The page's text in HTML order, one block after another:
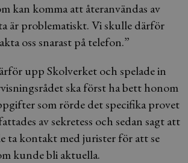
kan komma att återanvändas av
är problematiskt. Vi skulle därför
oss snarast på telefon.”
upp Skolverket och spelade in
ska först ha bett honom
som rörde det specifika provet
av sekretess och sedan sagt att
ta kontakt med jurister för att se
kunde bli aktuella.